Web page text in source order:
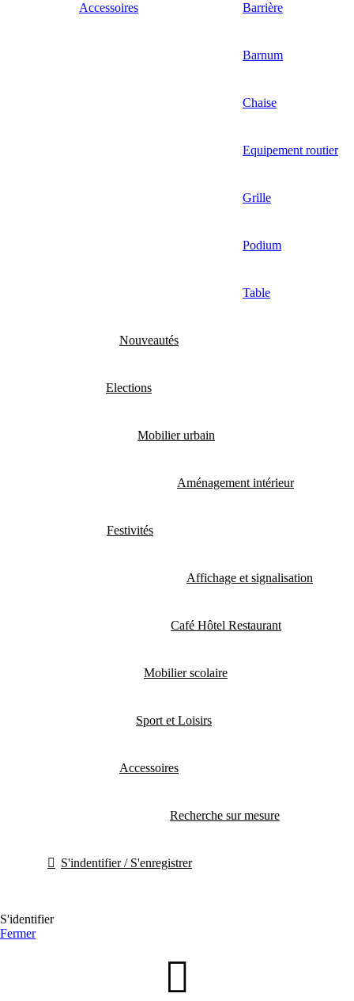
Accessoires Barrière
Barnum
Chaise
Equipement routier
Grille
Podium
Table
Nouveautés
Elections
Mobilier urbain
Aménagement intérieur
Festivités
Affichage et signalisation
Café Hôtel Restaurant
Mobilier scolaire
Sport et Loisirs
Accessoires
Recherche sur mesure
S'indentifier / S'enregistrer
S'identifier
Fermer